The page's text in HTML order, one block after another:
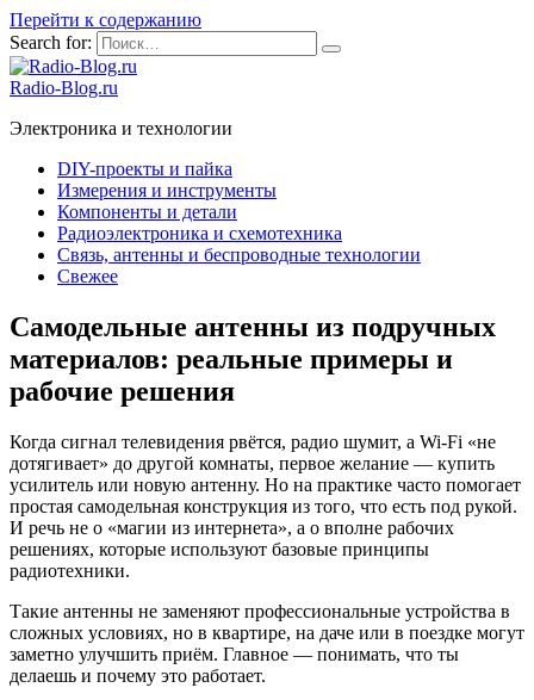
Перейти к содержанию
Search for:
Radio-Blog.ru
Электроника и технологии
DIY-проекты и пайка
Измерения и инструменты
Компоненты и детали
Радиоэлектроника и схемотехника
Связь, антенны и беспроводные технологии
Свежее
Самодельные антенны из подручных
материалов: реальные примеры и
рабочие решения
Когда сигнал телевидения рвётся, радио шумит, а Wi-Fi «не
дотягивает» до другой комнаты, первое желание — купить
усилитель или новую антенну. Но на практике часто помогает
простая самодельная конструкция из того, что есть под рукой.
И речь не о «магии из интернета», а о вполне рабочих
решениях, которые используют базовые принципы
радиотехники.
Такие антенны не заменяют профессиональные устройства в
сложных условиях, но в квартире, на даче или в поездке могут
заметно улучшить приём. Главное — понимать, что ты
делаешь и почему это работает.